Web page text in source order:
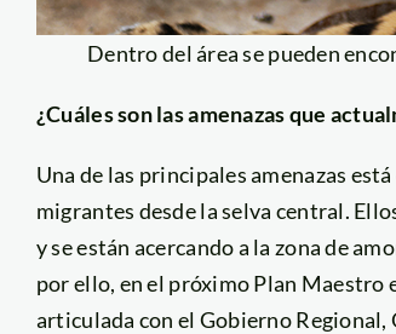
Dentro del área se pueden
¿Cuáles son las amenazas que
Una de las principales amenazas
migrantes desde la selva central.
y se están acercando a la zona de
por ello, en el próximo Plan Maestro
articulada con el Gobierno